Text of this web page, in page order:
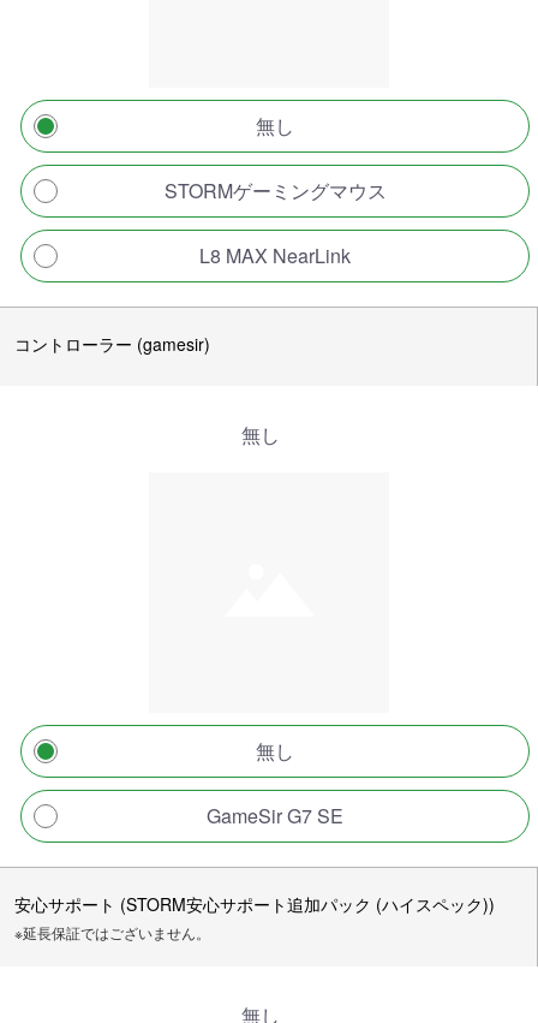
無し
STORMゲーミングマウス
L8 MAX NearLink
コントローラー (gamesir)
無し
無し
GameSir G7 SE
安心サポート (STORM安心サポート追加パック (ハイスペック))
※延長保証ではございません。
無し